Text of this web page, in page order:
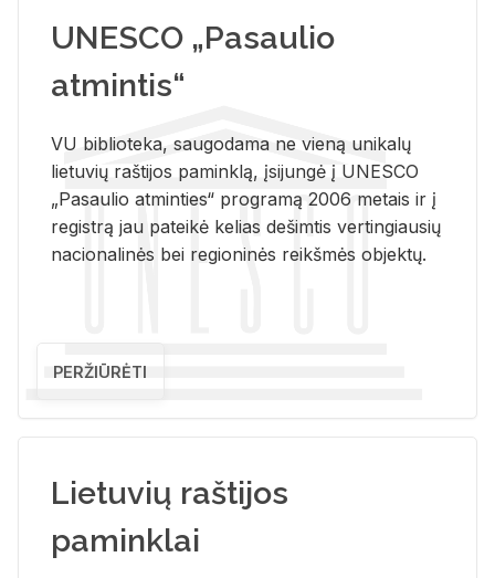
UNESCO „Pasaulio
atmintis“
VU biblioteka, saugodama ne vieną unikalų
lietuvių raštijos paminklą, įsijungė į UNESCO
„Pasaulio atminties“ programą 2006 metais ir į
registrą jau pateikė kelias dešimtis vertingiausių
nacionalinės bei regioninės reikšmės objektų.
PERŽIŪRĖTI
Lietuvių raštijos
paminklai